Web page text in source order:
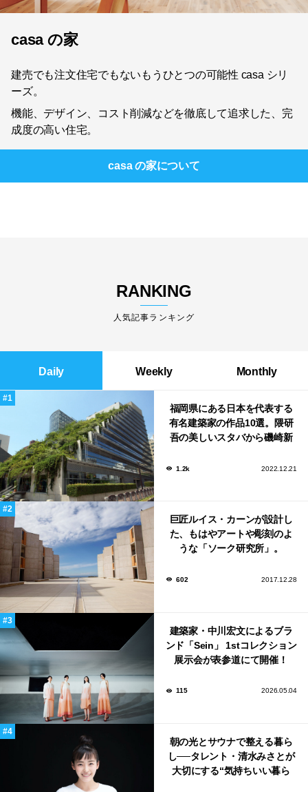
casa の家
建売でも注文住宅でもないもうひとつの可能性 casa シリ
ーズ。
機能、デザイン、コスト削減などを徹底して追求した、完
成度の高い住宅。
casa の家について
RANKING
人気記事ランキング
Daily Weekly Monthly
福岡県にある日本を代表する
有名建築家の作品10選。隈研
吾の美しいスタバから磯崎新
1.2k 2022.12.21
巨匠ルイス・カーンが設計し
た、もはやアートや彫刻のよ
うな「ソーク研究所」。
602 2017.12.28
建築家・中川宏文によるブラ
ンド「Sein」 1stコレクション
展示会が表参道にて開催！
115 2026.05.04
朝の光とサウナで整える暮ら
し──タレント・清水みさとが
大切にする“気持ちいい暮ら